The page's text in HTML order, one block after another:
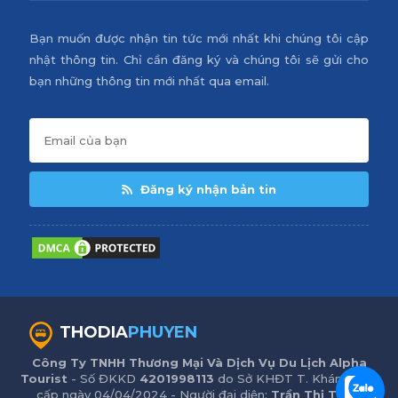
Bạn muốn được nhận tin tức mới nhất khi chúng tôi cập
nhật thông tin. Chỉ cần đăng ký và chúng tôi sẽ gửi cho
bạn những thông tin mới nhất qua email.
Đăng ký nhận bản tin
THODIAPHUYEN
Công Ty TNHH Thương Mại Và Dịch Vụ Du Lịch Alpha
Tourist - Số ĐKKD 4201998113 do Sở KHĐT T. Khánh Hòa
cấp ngày 04/04/2024 - Người đại diện: Trần Thị Trinh